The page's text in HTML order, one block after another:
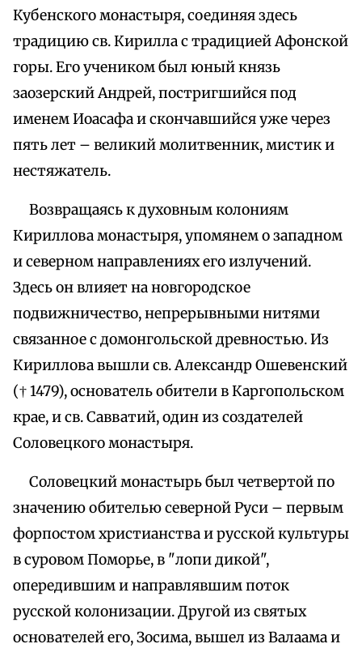
Кубенского монастыря, соединяя здесь
традицию св. Кирилла с традицией Афонской
горы. Его учеником был юный князь
заозерский Андрей, постригшийся под
именем Иоасафа и скончавшийся уже через
пять лет – великий молитвенник, мистик и
нестяжатель.
Возвращаясь к духовным колониям
Кириллова монастыря, упомянем о западном
и северном направлениях его излучений.
Здесь он влияет на новгородское
подвижничество, непрерывными нитями
связанное с домонгольской древностью. Из
Кириллова вышли св. Александр Ошевенский
(† 1479), основатель обители в Каргопольском
крае, и св. Савватий, один из создателей
Соловецкого монастыря.
Соловецкий монастырь был четвертой по
значению обителью северной Руси – первым
форпостом христианства и русской культуры
в суровом Поморье, в "лопи дикой",
опередившим и направлявшим поток
русской колонизации. Другой из святых
основателей его, Зосима, вышел из Валаама и